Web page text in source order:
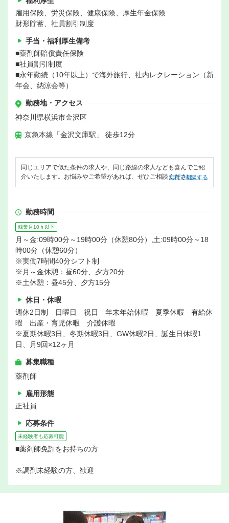
雇用保険、労災保険、健康保険、厚生年金保険
財形貯蓄、社員割引制度
手当・福利厚生備考
■薬剤師賠償責任保険
■社員割引制度
■永年勤続（10年以上）で海外旅行、社内レクレーション（新
年会、納涼会等）
勤務地・アクセス
神奈川県横浜市金沢区
京急本線「金沢文庫駅」 徒歩12分
同じエリアで似た条件の求人や、同じ路線の求人なども喜んでご紹
介いたします。お悩みやご希望があれば、ぜひご相談ください。
無料で相談する
勤務時間
残業月10ｈ以下
月～金:09時00分～19時00分（休憩80分）,土:09時00分～18
時00分（休憩60分）
※実働7時間40分シフト制
※月～金休憩：昼60分、夕方20分
※土休憩：昼45分、夕方15分
休日・休暇
週休2日制 日曜日 祝日 年末年始休暇 夏季休暇 有給休
暇 出産・育児休暇 介護休暇
※夏期休暇3日、冬期休暇3日、GW休暇2日、誕生日休暇1
日、月9回×12ヶ月
募集職種
薬剤師
雇用形態
正社員
応募条件
未経験者も応募可能
■薬剤師免許をお持ちの方
※調剤未経験の方、歓迎